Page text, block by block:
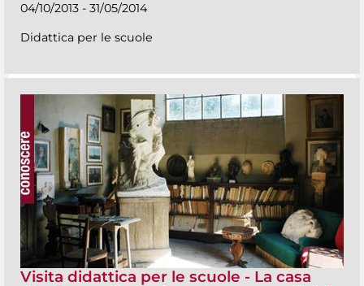
04/10/2013 - 31/05/2014
Didattica per le scuole
Visita didattica per le scuole - La casa